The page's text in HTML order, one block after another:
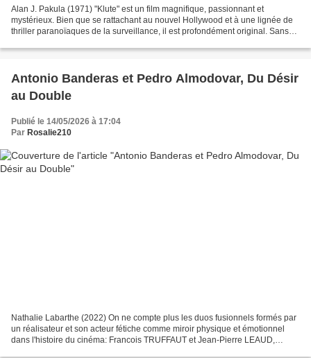
Alan J. Pakula (1971) "Klute" est un film magnifique, passionnant et
mystérieux. Bien que se rattachant au nouvel Hollywood et à une lignée de
thriller paranoïaques de la surveillance, il est profondément original. Sans
Antonio Banderas et Pedro Almodovar, Du Désir
au Double
Publié le 14/05/2026 à 17:04
Par Rosalie210
Nathalie Labarthe (2022) On ne compte plus les duos fusionnels formés par
un réalisateur et son acteur fétiche comme miroir physique et émotionnel
dans l'histoire du cinéma: Francois TRUFFAUT et Jean-Pierre LEAUD,